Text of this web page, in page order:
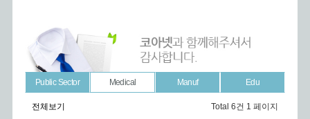
Public Sector Medical Manuf Edu
전체보기 Total 6건 1 페이지